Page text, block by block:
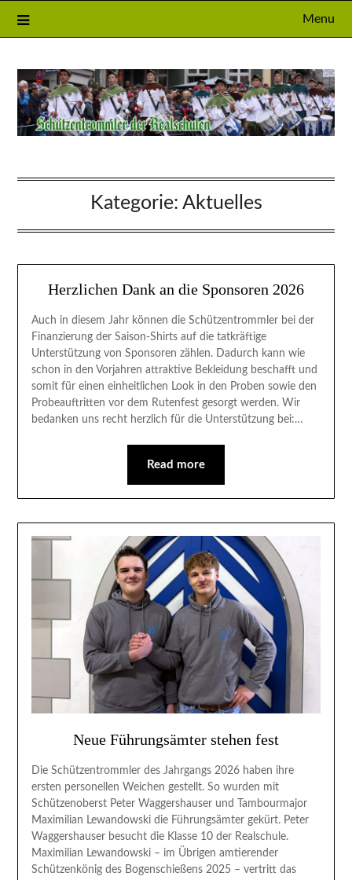
Menu
Kategorie: Aktuelles
Herzlichen Dank an die Sponsoren 2026
Auch in diesem Jahr können die Schützentrommler bei der
Finanzierung der Saison-Shirts auf die tatkräftige
Unterstützung von Sponsoren zählen. Dadurch kann wie
schon in den Vorjahren attraktive Bekleidung beschafft und
somit für einen einheitlichen Look in den Proben sowie den
Probeauftritten vor dem Rutenfest gesorgt werden. Wir
bedanken uns recht herzlich für die Unterstützung bei:…
Read more
Neue Führungsämter stehen fest
Die Schützentrommler des Jahrgangs 2026 haben ihre
ersten personellen Weichen gestellt. So wurden mit
Schützenoberst Peter Waggershauser und Tambourmajor
Maximilian Lewandowski die Führungsämter gekürt. Peter
Waggershauser besucht die Klasse 10 der Realschule.
Maximilian Lewandowski – im Übrigen amtierender
Schützenkönig des Bogenschießens 2025 – vertritt das